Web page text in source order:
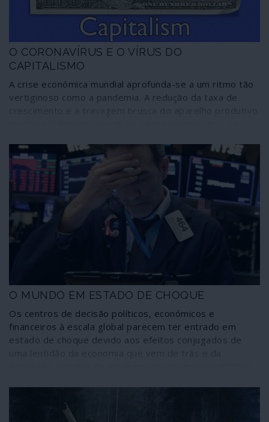
O CORONAVÍRUS E O VÍRUS DO
CAPITALISMO
A crise económica mundial aprofunda-se a um ritmo tão
vertiginoso como a pandemia. A redução da taxa de
pânico no mundo financeiro.
O MUNDO EM ESTADO DE CHOQUE
Os centros de decisão políticos, económicos e
financeiros à escala global parecem ter entrado em
estado de choque devido aos efeitos conjugados de